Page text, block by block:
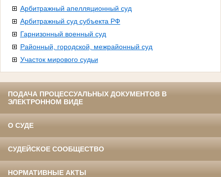
Арбитражный апелляционный суд
Арбитражный суд субъекта РФ
Гарнизонный военный суд
Районный, городской, межрайонный суд
Участок мирового судьи
ПОДАЧА ПРОЦЕССУАЛЬНЫХ ДОКУМЕНТОВ В
ЭЛЕКТРОННОМ ВИДЕ
О СУДЕ
СУДЕЙСКОЕ СООБЩЕСТВО
НОРМАТИВНЫЕ АКТЫ